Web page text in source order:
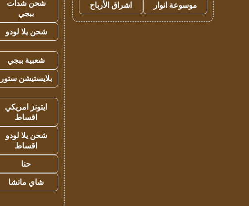
موسوعة انوار
اشراق الأرباح
شحن شدات
ببجي
شحن يلا لودو
شعبية ببجي
بلايستيشن ستور
ايتونز امريكي
اقساط
شحن يلا لودو
اقساط
حنا
شاي ماتشا